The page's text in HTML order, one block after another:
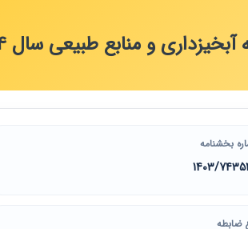
و منابع طبیعی سال 1404
بخشنامه
1403/
ضابطه